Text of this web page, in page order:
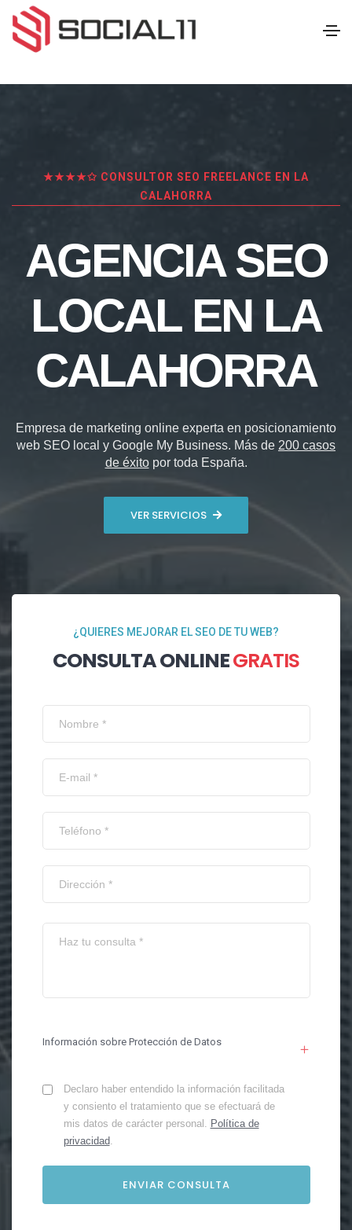
★★★★✩ CONSULTOR SEO FREELANCE EN LA
CALAHORRA
AGENCIA SEO
LOCAL EN LA
CALAHORRA
Empresa de marketing online experta en posicionamiento
web SEO local y Google My Business. Más de 200 casos
de éxitopor toda España.
VER SERVICIOS
¿QUIERES MEJORAR EL SEO DE TU WEB?
CONSULTA ONLINEGRATIS
Información sobre Protección de Datos
Declaro haber entendido la información facilitada
y consiento el tratamiento que se efectuará de
mis datos de carácter personal. Política de
privacidad.